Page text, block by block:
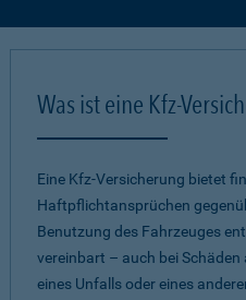
Was ist eine Kfz-
Eine Kfz-Versicherung bietet
Haftpflichtansprüchen
Benutzung des Fahrzeuges
vereinbart – auch bei Schäden
eines Unfalls oder eines